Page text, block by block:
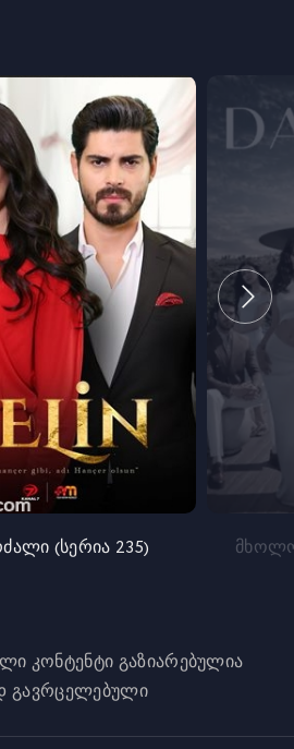
(სერია 235)
კონტენტი გაზიარებულია
გავრცელებული